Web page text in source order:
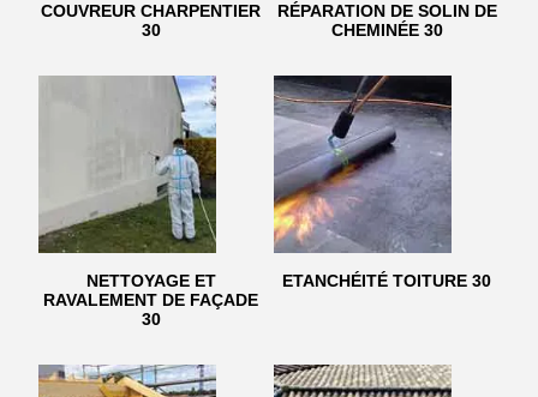
COUVREUR CHARPENTIER
30
RÉPARATION DE SOLIN DE
CHEMINÉE 30
NETTOYAGE ET
RAVALEMENT DE FAÇADE
30
ETANCHÉITÉ TOITURE 30